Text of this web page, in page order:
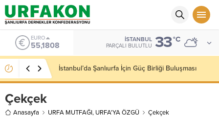
ALTIN
6.662,82
İSTANBUL
PARÇALI BULUTLU 33°C
Kaymakamımız Sayın Niyazi Erten’e Hayırlı Olsun
Ziyareti Gerçekleştirdik
Çekçek
Anasayfa URFA MUTFAĞI, URFA'YA ÖZGÜ Çekçek